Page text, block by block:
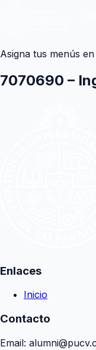
Asigna tus menús
7070690 –
Enlaces
Inicio
Contacto
Email: